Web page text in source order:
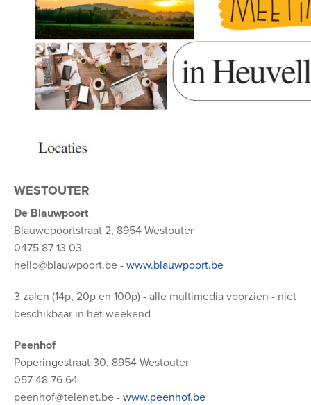
WESTOUTER
De Blauwpoort
Blauwepoortstraat 2, 8954 Westouter
0475 87 13 03
hello@blauwpoort.be - www.blauwpoort.be
3 zalen (14p, 20p en 100p) - alle multimedia voorzien - niet
beschikbaar in het weekend
Peenhof
Poperingestraat 30, 8954 Westouter
057 48 76 64
peenhof@telenet.be - www.peenhof.be